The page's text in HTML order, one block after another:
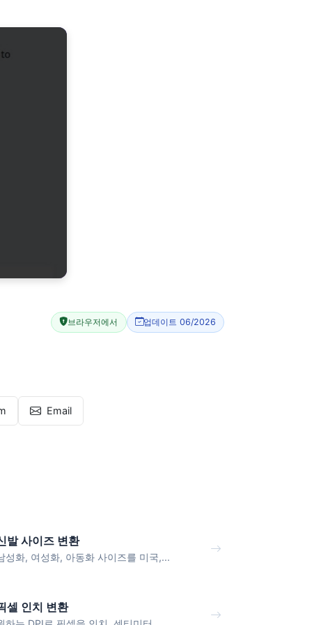
브라우저에서 업데이트 06/2026
Email
발 사이즈 변환
성화, 여성화, 아동화 사이즈를 미국,...
셀 인치 변환